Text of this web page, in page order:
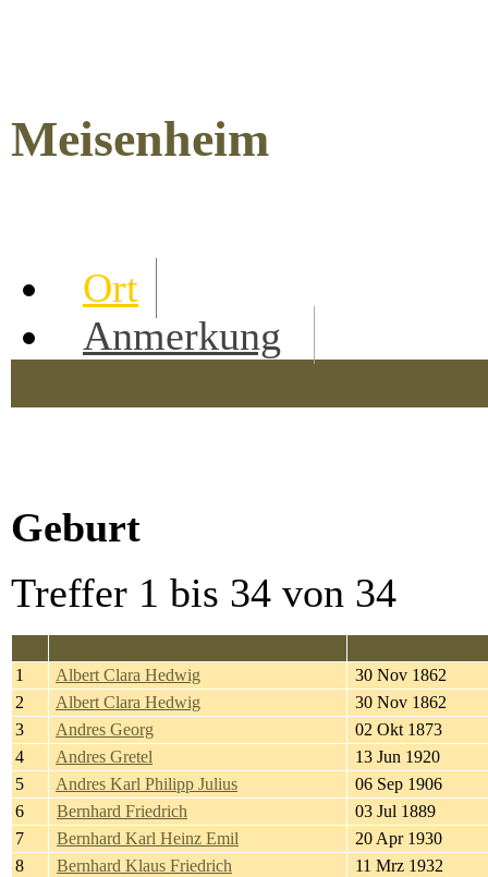
Meisenheim
Ort
Anmerkung
Geburt
Treffer 1 bis 34 von 34
1
Albert Clara Hedwig
30 Nov 1862
2
Albert Clara Hedwig
30 Nov 1862
3
Andres Georg
02 Okt 1873
4
Andres Gretel
13 Jun 1920
5
Andres Karl Philipp Julius
06 Sep 1906
6
Bernhard Friedrich
03 Jul 1889
7
Bernhard Karl Heinz Emil
20 Apr 1930
8
Bernhard Klaus Friedrich
11 Mrz 1932